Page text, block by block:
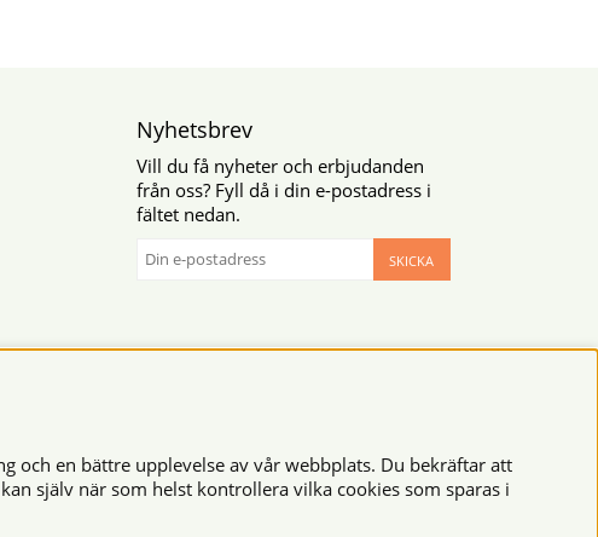
Nyhetsbrev
Vill du få nyheter och erbjudanden
från oss? Fyll då i din e-postadress i
fältet nedan.
SKICKA
. och en bättre upplevelse av vår webbplats. Du bekräftar att
själv när som helst kontrollera vilka cookies som sparas i